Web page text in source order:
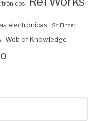
electrónicas SciFinder
Web of Knowledge